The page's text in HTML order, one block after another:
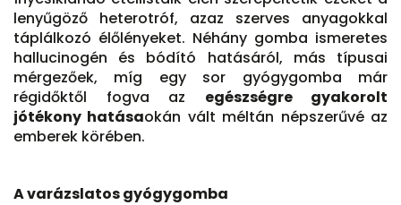
lenyűgöző heterotróf, azaz szerves anyagokkal
táplálkozó élőlényeket. Néhány gomba ismeretes
hallucinogén és bódító hatásáról, más típusai
mérgezőek, míg egy sor gyógygomba már
régidőktől fogva az egészségre gyakorolt
jótékony hatásaokán vált méltán népszerűvé az
emberek körében.
A varázslatos gyógygomba